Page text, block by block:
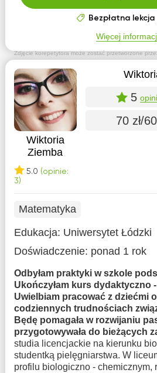
Zdjęcie korepetytora może zostać przetworzone
Bezpłatna
Więcej
Wiktoria
Ziemba
5.0 (opinie:
3)
5
70 zł/
Matematyka
Edukacja: Uniwersytet Łódzki
Doświadczenie: ponad 1 rok
Odbyłam praktyki w szkole
Ukończyłam kurs dydaktyczno
Uwielbiam pracować z dziećmi
codziennych trudnościach
Będę pomagała w rozwijaniu
przygotowywała do bieżących
studia licencjackie na kierunku
studentką pielęgniarstwa. W
profilu biologiczno - chemicznym,